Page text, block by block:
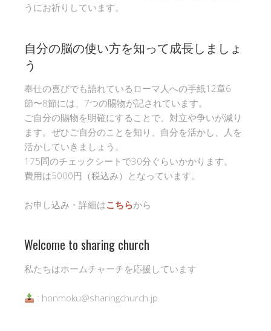
うにお祈りしています。
自分の脳の使い方を知って成長しましょ
う
奉仕の喜びでも語れているローマ人への手紙12章6
節〜8節には、7つの賜物が記されています。
ご自分の賜物を明確にすることで、対立や争いが減り
ます。ぜひご自分のことを知り、自分を活かし、人を
活かしていきましょう。
175問のチェックシートで30分ぐらいかかります。
費用は5000円（税込み）となっています。
お申し込み・詳細はこちらから
Welcome to sharing church
私たちはホームチャーチを応援しています
: honmoku@sharingchurch.jp